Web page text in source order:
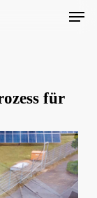
Menu
für